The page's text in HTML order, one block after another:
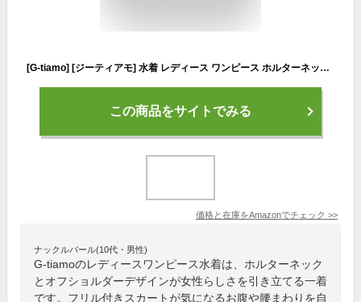
[G-tiamo] [ジーティアモ] 水着 レディース ワンピース ホルターネック オフショル オールインワン 体型カバー フリル スカート パッド付 韓国 黒 ブラック レース かわいい くろ おしゃれ 可愛い 肩出し 学生 セクシー 盛れる 無地 体型 カバー みずぎ れでぃーす サイド スリム インナー (JP, アルファベット, M, 標準, ブラック)
この商品をサイトでみる
価格と在庫をAmazonでチェック >>
ナックルバール(10代・男性)
G-tiamoのレディースワンピース水着は、ホルターネック
とオフショルダーデザインが女性らしさを引き立てる一着
です。フリル付きスカートが気になるお腹や腰まわりを自